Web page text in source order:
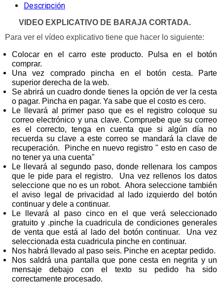
Descripción
VIDEO EXPLICATIVO DE BARAJA CORTADA.
Para ver el vídeo explicativo tiene que hacer lo siguiente:
Colocar en el carro este producto. Pulsa en el botón
comprar.
Una vez comprado pincha en el botón cesta. Parte
superior derecha de la web.
Se abrirá un cuadro donde tienes la opción de ver la cesta
o pagar. Pincha en pagar. Ya sabe que el costo es cero.
Le llevará al primer paso que es el registro coloque su
correo electrónico y una clave. Compruebe que su correo
es el correcto, tenga en cuenta que si algún día no
recuerda su clave a este correo se mandará la clave de
recuperación. Pinche en nuevo registro " esto en caso de
no tener ya una cuenta"
Le llevará al segundo paso, donde rellenara los campos
que le pide para el registro. Una vez rellenos los datos
seleccione que no es un robot. Ahora seleccione también
el aviso legal de privacidad al lado izquierdo del botón
continuar y dele a continuar.
Le llevará al paso cinco en el que verá seleccionado
gratuito y .pinche la cuadricula de condiciones generales
de venta que está al lado del botón continuar. Una vez
seleccionada esta cuadricula pinche en continuar.
Nos habrá llevado al paso seis. Pinche en aceptar pedido.
Nos saldrá una pantalla que pone cesta en negrita y un
mensaje debajo con el texto su pedido ha sido
correctamente procesado.